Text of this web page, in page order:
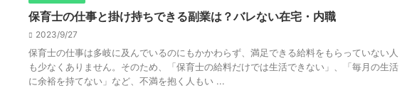
保育士の仕事と掛け持ちできる副業は？バレない在宅・内職
2023/9/27
保育士の仕事は多岐に及んでいるのにもかかわらず、満足できる給料をもらっていない人
も少なくありません。そのため、「保育士の給料だけでは生活できない」、「毎月の生活
に余裕を持てない」など、不満を抱く人もい ...